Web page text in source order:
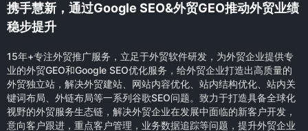
携手慧新，通过Google SEO&外贸GEO推动外贸业绩
稳步提升
15年+专注外贸推广服务，立足于外贸软件研发，为外贸企业提供专
业的外贸GEO和Google SEO优化服务，给外贸企业打造出高质量的
外贸独立站，解决外贸建站、网站内容优化、站内结构优化、站内关
键词布局、外链布局等一系列谷歌SEO问题。致力于打造具备全球化
视野的外贸服务生态链，解决外贸企业在发展中面临的新客户开发，
意向客户跟进，重点客户管理，业务数据追踪等问题，提升外贸企业